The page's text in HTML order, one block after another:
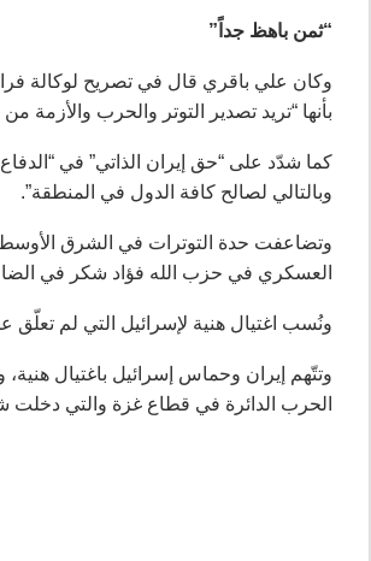
“ثمن باهظ جداً”
وكان علي باقري قال في تصريح لوكالة
بأنها “تريد تصدير التوتر والحرب والأزمة
كما شدّد على “حق إيران الذاتي” في
وبالتالي لصالح كافة الدول في المنطقة”.
وتضاعفت حدة التوترات في الشرق
العسكري في حزب الله فؤاد شكر في
ونُسب اغتيال هنية لإسرائيل التي لم تعلّق
وتتّهم إيران وحماس إسرائيل باغتيال
الحرب الدائرة في قطاع غزة والتي دخلت